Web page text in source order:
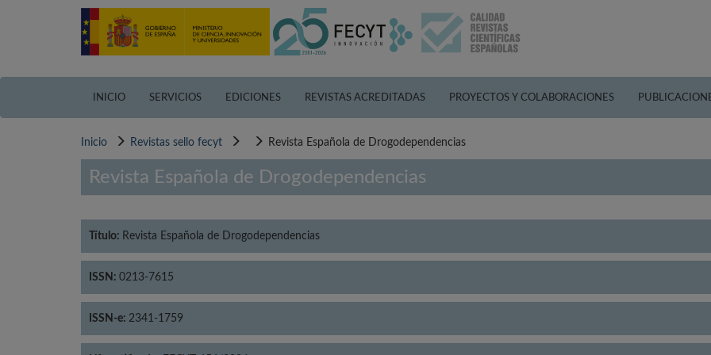
INICIO SERVICIOS EDICIONES REVISTAS ACREDITADAS PROYECTOS Y COLABORACIONES
Inicio Revistas sello fecyt Revista Española de Drogodependencias
Revista Española de Drogodependencias
Título: Revista Española de Drogodependencias
ISSN: 0213-7615
ISSN-e: 2341-1759